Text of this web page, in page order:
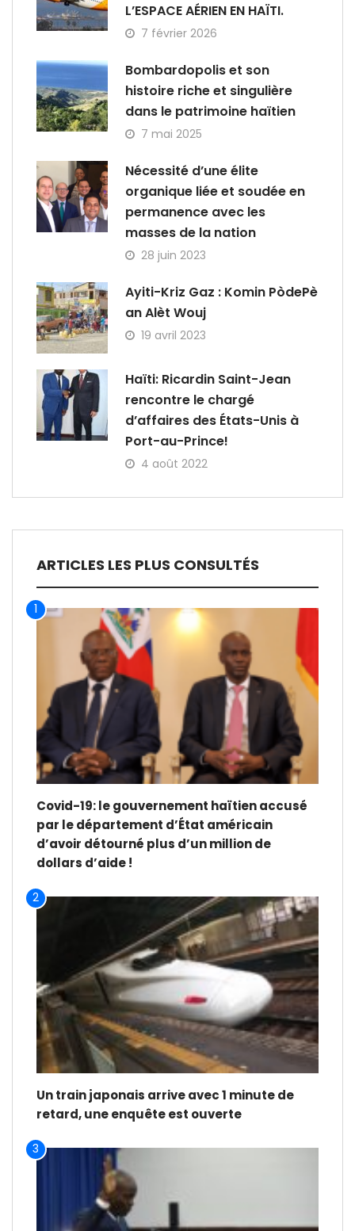
L’ESPACE AÉRIEN EN HAÏTI.
7 février 2026
Bombardopolis et son
histoire riche et singulière
dans le patrimoine haïtien
7 mai 2025
Nécessité d’une élite
organique liée et soudée en
permanence avec les
masses de la nation
28 juin 2023
Ayiti-Kriz Gaz : Komin PòdePè
an Alèt Wouj
19 avril 2023
Haïti: Ricardin Saint-Jean
rencontre le chargé
d’affaires des États-Unis à
Port-au-Prince!
4 août 2022
ARTICLES LES PLUS CONSULTÉS
1
Covid-19: le gouvernement haïtien accusé
par le département d’État américain
d’avoir détourné plus d’un million de
dollars d’aide !
2
Un train japonais arrive avec 1 minute de
retard, une enquête est ouverte
3